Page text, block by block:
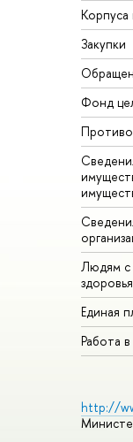
Закупки
Фонд
Людям с
здоровья
Единая
Работа
http://